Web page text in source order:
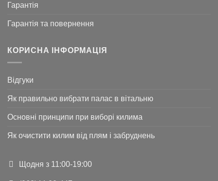
Гарантія
Гарантія та повернення
КОРИСНА ІНФОРМАЦІЯ
Відгуки
Як правильно вибрати палас в вітальню
Основні принципи при виборі килима
Як очистити килим від плям і забруднень
Щодня з 11:00-19:00